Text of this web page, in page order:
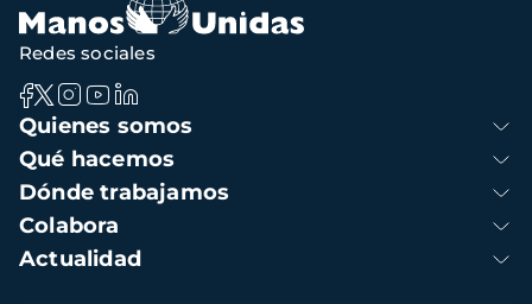
Navegación
principal
Quienes somos
Qué hacemos
Dónde trabajamos
Colabora
Actualidad
Redes sociales